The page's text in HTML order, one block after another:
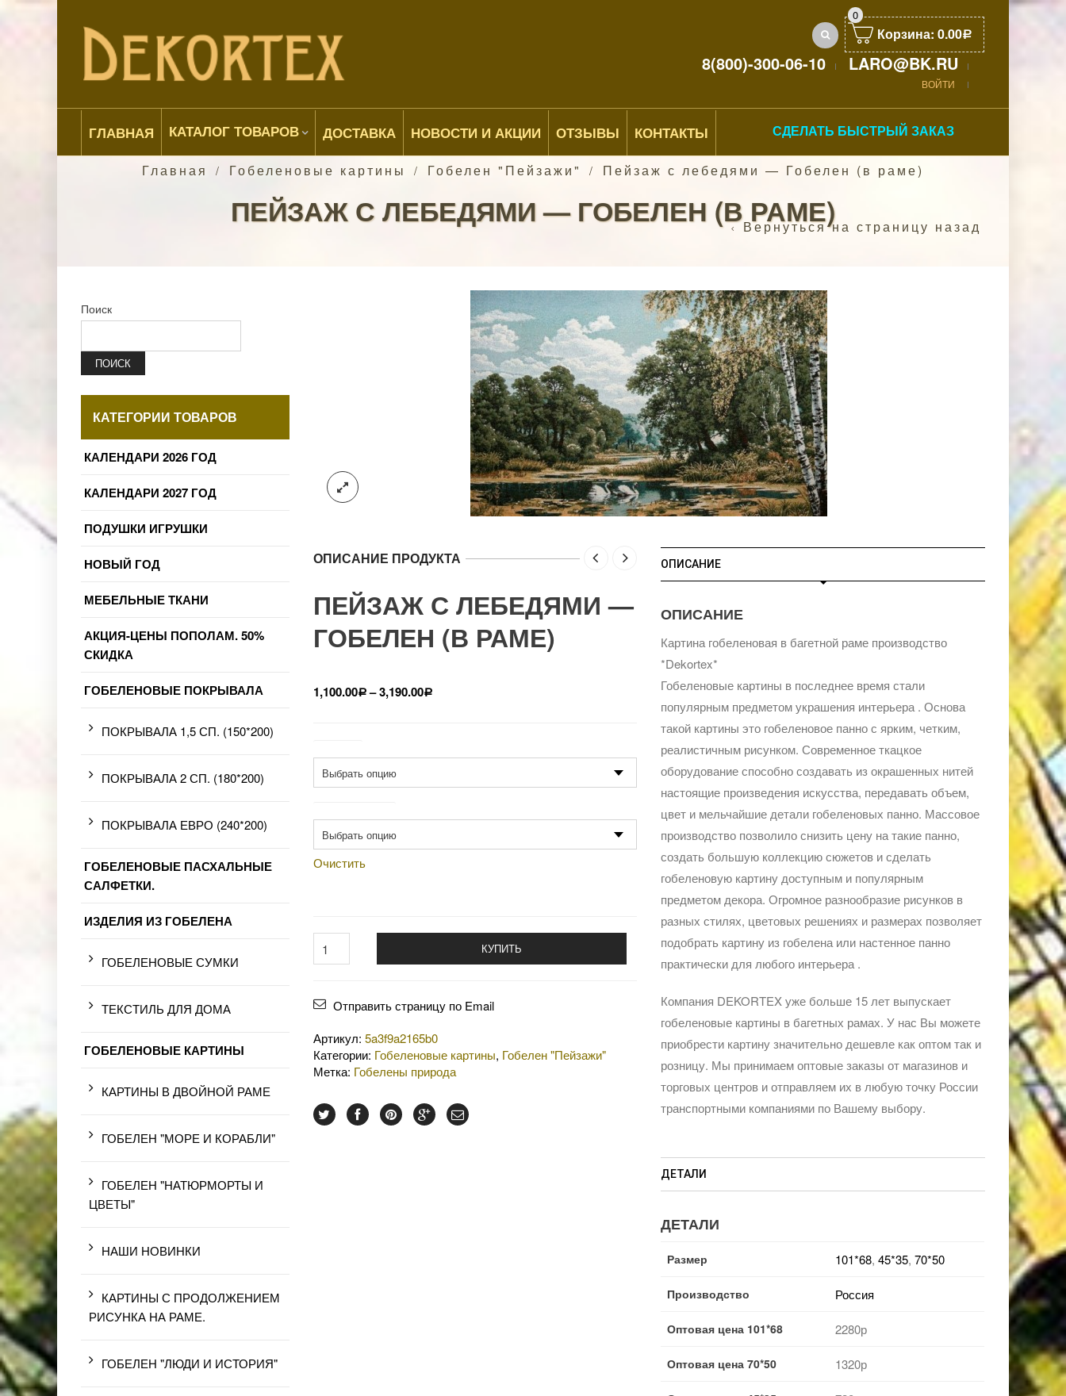
0
Корзина: 0.00Р
8(800)-300-06-10 LARO@BK.RU
ВОЙТИ
ГЛАВНАЯ КАТАЛОГ ТОВАРОВ ДОСТАВКА НОВОСТИ И АКЦИИ ОТЗЫВЫ КОНТАКТЫ СДЕЛАТЬ БЫСТРЫЙ ЗАКАЗ
Главная / Гобеленовые картины / Гобелен "Пейзажи" / Пейзаж с лебедями — Гобелен (в раме)
ПЕЙЗАЖ С ЛЕБЕДЯМИ — ГОБЕЛЕН (В РАМЕ)Вернуться на страницу назад
ОПИСАНИЕ ПРОДУКТА
ПЕЙЗАЖ С ЛЕБЕДЯМИ —
ГОБЕЛЕН (В РАМЕ)
1,100.00Р–3,190.00Р
Очистить
КУПИТЬ
Отправить страницу по Email
Артикул: 5a3f9a2165b0
Категории: Гобеленовые картины, Гобелен "Пейзажи"
Метка: Гобелены природа
ОПИСАНИЕ
ОПИСАНИЕ
Картина гобеленовая в багетной раме производство
*Dekortex*
Гобеленовые картины в последнее время стали
популярным предметом украшения интерьера . Основа
такой картины это гобеленовое панно с ярким, четким,
реалистичным рисунком. Современное ткацкое
оборудование способно создавать из окрашенных нитей
настоящие произведения искусства, передавать объем,
цвет и мельчайшие детали гобеленовых панно. Массовое
производство позволило снизить цену на такие панно,
создать большую коллекцию сюжетов и сделать
гобеленовую картину доступным и популярным
предметом декора. Огромное разнообразие рисунков в
разных стилях, цветовых решениях и размерах позволяет
подобрать картину из гобелена или настенное панно
практически для любого интерьера .
Компания DEKORTEX уже больше 15 лет выпускает
гобеленовые картины в багетных рамах. У нас Вы можете
приобрести картину значительно дешевле как оптом так и
розницу. Мы принимаем оптовые заказы от магазинов и
торговых центров и отправляем их в любую точку России
транспортными компаниями по Вашему выбору.
ДЕТАЛИ
ДЕТАЛИ
Размер 101*68,45*35,70*50
Производство Россия
Оптовая цена 101*68 2280р
Оптовая цена 70*50 1320р
Поиск
ПОИСК
КАТЕГОРИИ ТОВАРОВ
КАЛЕНДАРИ 2026 ГОД
КАЛЕНДАРИ 2027 ГОД
ПОДУШКИ ИГРУШКИ
НОВЫЙ ГОД
МЕБЕЛЬНЫЕ ТКАНИ
АКЦИЯ-ЦЕНЫ ПОПОЛАМ. 50%
СКИДКА
ГОБЕЛЕНОВЫЕ ПОКРЫВАЛА
ПОКРЫВАЛА 1,5 СП. (150*200)
ПОКРЫВАЛА 2 СП. (180*200)
ПОКРЫВАЛА ЕВРО (240*200)
ГОБЕЛЕНОВЫЕ ПАСХАЛЬНЫЕ
САЛФЕТКИ.
ИЗДЕЛИЯ ИЗ ГОБЕЛЕНА
ГОБЕЛЕНОВЫЕ СУМКИ
ТЕКСТИЛЬ ДЛЯ ДОМА
ГОБЕЛЕНОВЫЕ КАРТИНЫ
КАРТИНЫ В ДВОЙНОЙ РАМЕ
ГОБЕЛЕН "МОРЕ И КОРАБЛИ"
ГОБЕЛЕН "НАТЮРМОРТЫ И
ЦВЕТЫ"
НАШИ НОВИНКИ
КАРТИНЫ С ПРОДОЛЖЕНИЕМ
РИСУНКА НА РАМЕ.
ГОБЕЛЕН "ЛЮДИ И ИСТОРИЯ"